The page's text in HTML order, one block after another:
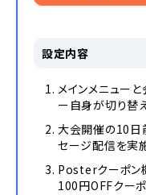
設定内容
メインメニュー
ー自身が切り替
大会開催の10日
セージ配信を実
Posterクーポン
100円OFFクー